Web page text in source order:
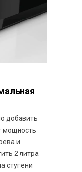
добавить
мощность
и
2 литра
ступени